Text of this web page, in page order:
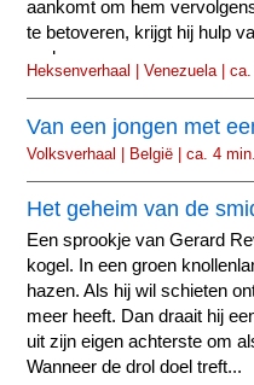
aankomt om hem
te betoveren, krijgt hij hulp
varken.
Heksenverhaal | Venezuela |
Van een jongen met
Volksverhaal | België | ca. 4 min.
Het geheim van de
Een sprookje van Gerard
kogel. In een groen
hazen. Als hij wil schieten
meer heeft. Dan draait hij
uit zijn eigen achterste om
Wanneer de drol doel treft...